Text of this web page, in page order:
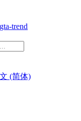
trend
(简体)